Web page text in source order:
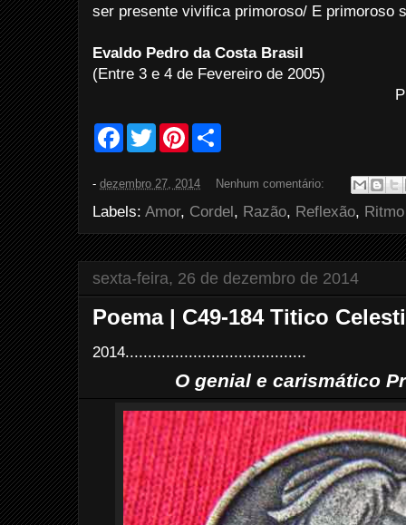
ser presente vivifica primoroso/ E primoroso
Evaldo Pedro da Costa Brasil
(Entre 3 e 4 de Fevereiro de 2005)
F
b
o
k
T
w
t
r
P
e
e
s
t
e
- dezembro 27, 2014 Nenhum comentário:
Labels: Amor, Cordel, Razão, Reflexão, Ritmo
sexta-feira, 26 de dezembro de 2014
Poema | C49-184 Titico
2014........................................
O genial e carismático